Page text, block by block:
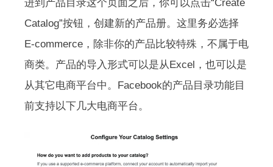
进到产品目录这个页面之后，你可以点击“Create
Catalog”按钮，创建新的产品册。这里务必选择
E-commerce，除非你的产品比较特殊，不属于电
商类。产品的导入形式可以是从Excel，也可以是
从其它电商平台中。Facebook的产品目录功能目
前支持以下几大电商平台。